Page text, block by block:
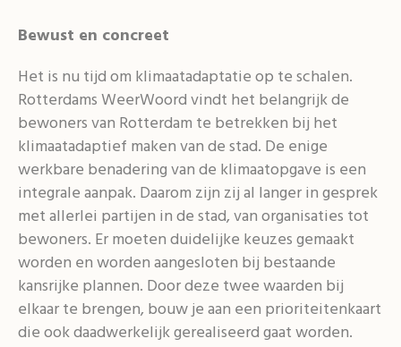
Bewust en concreet
Het is nu tijd om klimaatadaptatie op te schalen.
Rotterdams WeerWoord vindt het belangrijk de
bewoners van Rotterdam te betrekken bij het
klimaatadaptief maken van de stad. De enige
werkbare benadering van de klimaatopgave is een
integrale aanpak. Daarom zijn zij al langer in gesprek
met allerlei partijen in de stad, van organisaties tot
bewoners. Er moeten duidelijke keuzes gemaakt
worden en worden aangesloten bij bestaande
kansrijke plannen. Door deze twee waarden bij
elkaar te brengen, bouw je aan een prioriteitenkaart
die ook daadwerkelijk gerealiseerd gaat worden.